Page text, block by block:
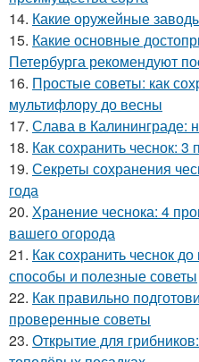
14. Какие оружейные
15. Какие основные
Петербурга рекомендуют
16. Простые советы: как
мультифлору до весны
17. Слава в Калининграде:
18. Как сохранить чеснок:
19. Секреты сохранения
года
20. Хранение чеснока: 4
вашего огорода
21. Как сохранить чеснок
способы и полезные советы
22. Как правильно
проверенные советы
23. Открытие для